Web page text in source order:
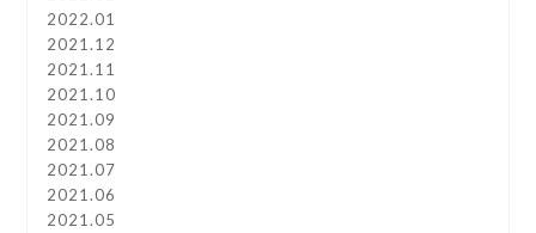
2022.01
2021.12
2021.11
2021.10
2021.09
2021.08
2021.07
2021.06
2021.05